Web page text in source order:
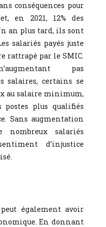
conséquences pour
en 2021, 12% des
an plus tard, ils sont
salariés payés juste
rattrapé par le SMIC.
pas
salaires, certains se
au salaire minimum,
postes plus qualifiés
Sans augmentation
nombreux salariés
d’injustice
également avoir
En donnant